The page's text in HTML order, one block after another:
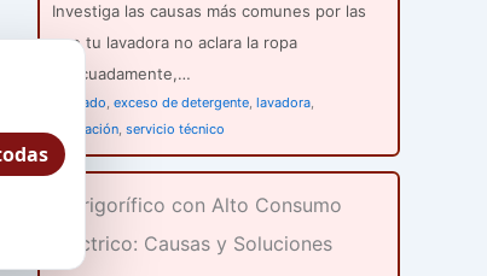
Investiga las causas más comunes por las
que tu lavadora no aclara la ropa
adecuadamente,…
aclarado, exceso de detergente, lavadora,
reparación, servicio técnico